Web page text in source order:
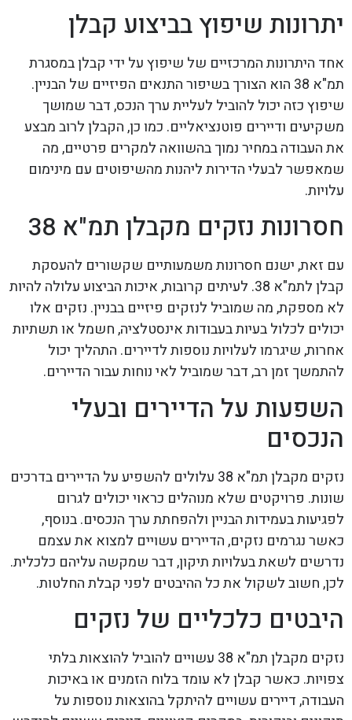
יתרונות שיפוץ בביצוע קבלן
אחד היתרונות המרכזיים של שיפוץ על ידי קבלן במסגרת
תמ"א 38 הוא הצורך בשיפור התנאים הפיזיים של הבניין.
שיפוץ כזה יכול להוביל לעליית ערך הנכס, דבר שמושך
משקיעים ודיירים פוטנציאליים. כמו כן, הקבלן לרוב מבצע
את העבודה במחיר נמוך בהשוואה למקרים פרטיים, מה
שמאפשר לבעלי הדירות ליהנות מהשיפוטים עם מינימום
עלויות.
חסרונות נזקים מקבלן תמ"א 38
עם זאת, ישנם חסרונות משמעותיים שקשורים להעסקת
קבלן לתמ"א 38. לעיתים קרובות, איכות הביצוע עלולה להיות
לא מספקת, מה שמוביל לנזקים פיזיים בבניין. נזקים אלו
יכולים לכלול בעיות בעבודות אינסטלציה, חשמל או תשתיות
אחרות, שיגרמו לעלויות נוספות לדיירים. התהליך יכול
להתמשך זמן רב, דבר שמוביל לאי נוחות עבור הדיירים.
השפעות על הדיירים ובעלי
הנכסים
נזקים מקבלן תמ"א 38 עלולים להשפיע על הדיירים בדרכים
שונות. פרויקטים שלא מנוהלים כראוי יכולים לגרום
לפגיעות בעמידות הבניין ולהפחתת ערך הנכסים. בנוסף,
כאשר נגרמים נזקים, הדיירים עשויים למצוא את עצמם
נדרשים לשאת בעלויות תיקון, דבר שמקשה עליהם כלכלית.
לכן, חשוב לשקול את כל ההיבטים לפני קבלת החלטות.
היבטים כלכליים של נזקים
נזקים מקבלן תמ"א 38 עשויים להוביל להוצאות בלתי
צפויות. כאשר קבלן לא עומד בלוח הזמנים או באיכות
העבודה, דיירים עשויים להיתקל בהוצאות נוספות על